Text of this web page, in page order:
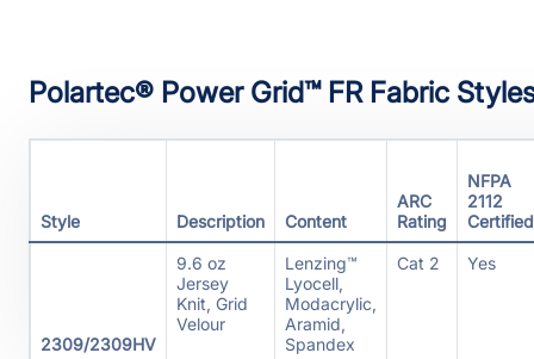
Polartec® Power Grid™ FR Fabric
Style Description Content
ARC
Rating
NFPA
2112
Certified
2309/2309HV
9.6 oz
Jersey
Knit, Grid
Velour
Lenzing™
Lyocell,
Modacrylic,
Aramid,
Spandex
Cat 2 Yes